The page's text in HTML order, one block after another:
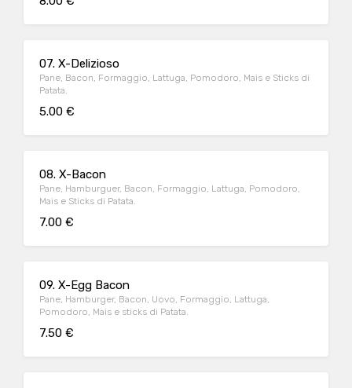
07. X-Delizioso
Pane, Bacon, Formaggio, Lattuga, Pomodoro, Mais e Sticks di
Patata.
5.00 €
08. X-Bacon
Pane, Hamburguer, Bacon, Formaggio, Lattuga, Pomodoro,
Mais e Sticks di Patata.
7.00 €
09. X-Egg Bacon
Pane, Hamburger, Bacon, Uovo, Formaggio, Lattuga,
Pomodoro, Mais e sticks di Patata.
7.50 €